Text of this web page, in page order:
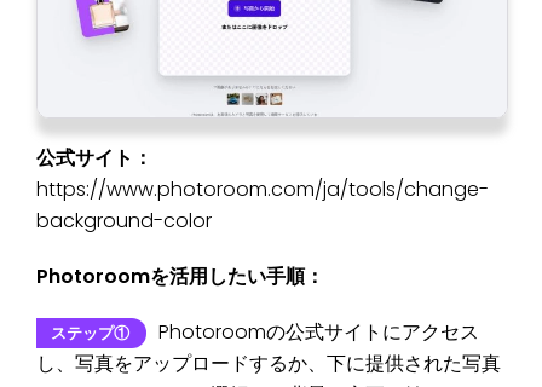
公式サイト：
https://www.photoroom.com/ja/tools/change-
background-color
Photoroomを活用したい手順：
ステップ①
Photoroomの公式サイトにアクセス
し、写真をアップロードするか、下に提供された写真